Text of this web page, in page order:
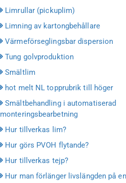
Limrullar (pickuplim)
Limning av kartongbehållare
Värmeförseglingsbar dispersion
Tung golvproduktion
Smältlim
hot melt NL topprubrik till höger
Smältbehandling i automatiserad
monteringsbearbetning
Hur tillverkas lim?
Hur görs PVOH flytande?
Hur tillverkas tejp?
Hur man förlänger livslängden på